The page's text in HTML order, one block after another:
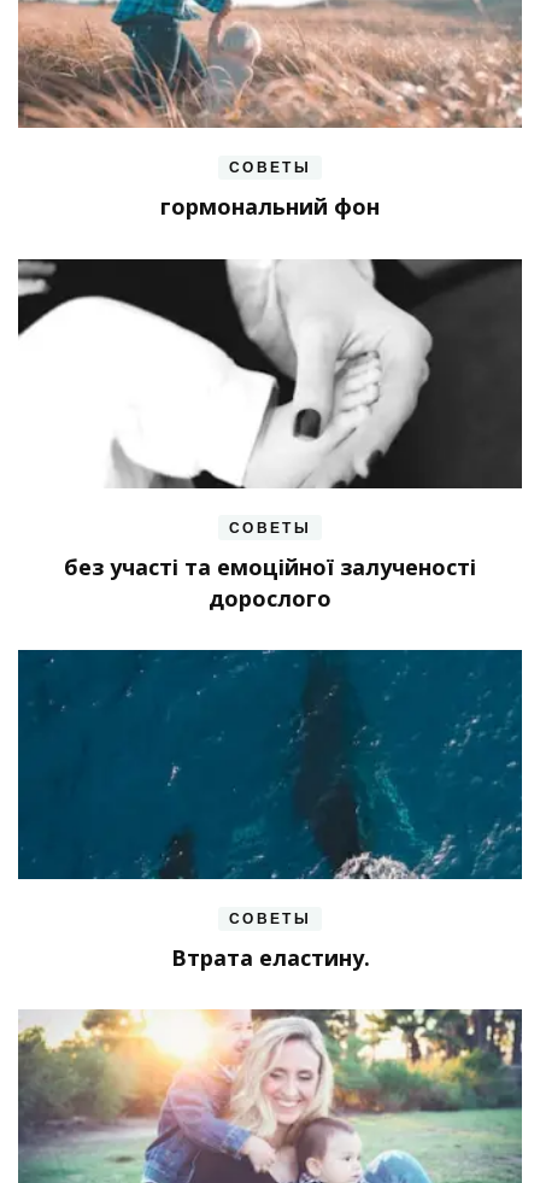
СОВЕТЫ
гормональний фон
СОВЕТЫ
без участі та емоційної залученості
дорослого
СОВЕТЫ
Втрата еластину.